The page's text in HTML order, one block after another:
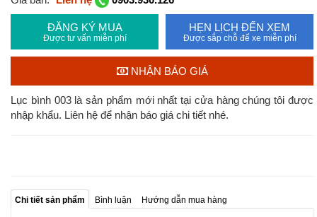
ĐĂNG KÝ MUA
Được tư vấn miễn phí
HẸN LỊCH ĐẾN XEM
Được sắp chỗ để xe miễn phí
NHẬN BÁO GIÁ
Lục bình 003 là sản phẩm mới nhất tại cửa hàng chúng tôi được
nhập khẩu. Liên hệ để nhận báo giá chi tiết nhé.
Chi tiết sản phẩm Bình luận Hướng dẫn mua hàng